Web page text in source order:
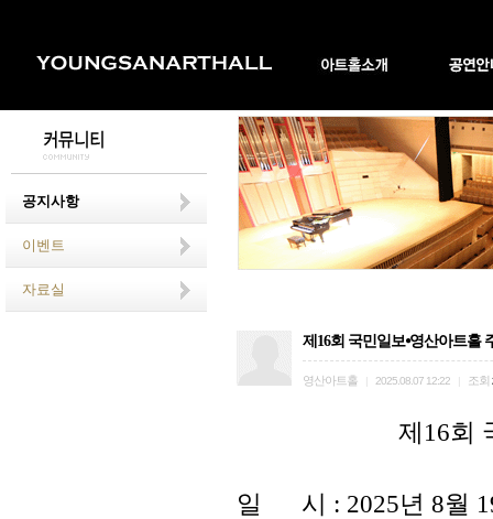
공지사항
이벤트
자료실
제16회 국민일보⦁영산아트홀
영산아트홀 2025.08.07 12:22 조회
제 16회
일 시 : 2025년 8월